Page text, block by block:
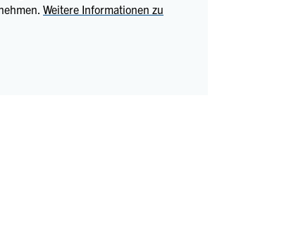
Weitere Informationen zu